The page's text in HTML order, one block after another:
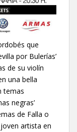
que
por Bulerías’
de su violín
una bella
temas
negras’
de Falla o
artista en